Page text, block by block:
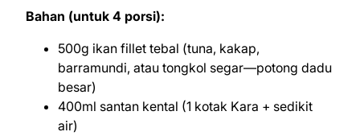
Bahan (untuk 4 porsi):
500g ikan fillet tebal (tuna, kakap,
barramundi, atau tongkol segar—potong dadu
besar)
400ml santan kental (1 kotak Kara + sedikit
air)